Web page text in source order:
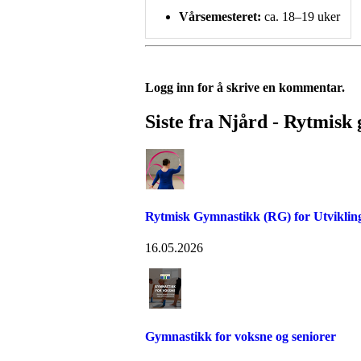
Vårsemesteret: ca. 18–19 uker
Logg inn for å skrive en kommentar.
Siste fra Njård - Rytmisk
Rytmisk Gymnastikk (RG) for
16.05.2026
Gymnastikk for voksne og seniorer